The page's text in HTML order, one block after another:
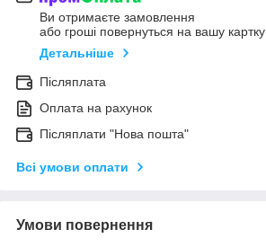
Ви отримаєте замовлення
або гроші повернуться на вашу картку
Детальніше
Післяплата
Оплата на рахунок
Післяплати "Нова пошта"
Всі умови оплати
Умови повернення